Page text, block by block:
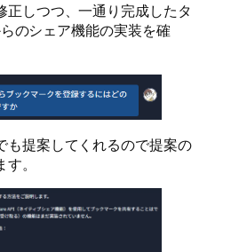
正しつつ、一通り完成したタ
のシェア機能の実装を確
も提案してくれるので提案の
。